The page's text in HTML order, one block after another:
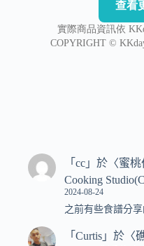
「 cc 」於〈蜜桃
Cooking
2024-08-24
之前有些食譜分
「 Curtis 」於〈